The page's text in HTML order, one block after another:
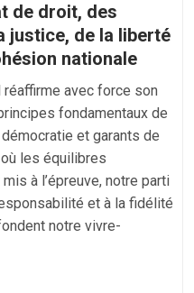
de droit, des
justice, de la liberté
nationale
avec force son
fondamentaux de
et garants de
où les équilibres
à l’épreuve, notre parti
et à la fidélité
notre vivre-